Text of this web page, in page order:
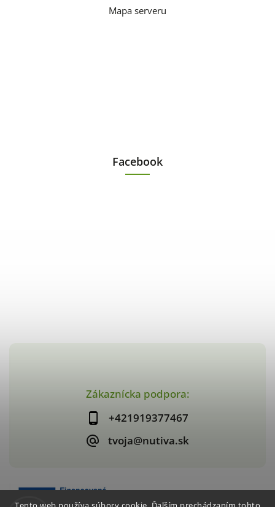
Zákaznícka podpora:
+421919377467
tvoja@nutiva.sk
Mapa serveru
Facebook